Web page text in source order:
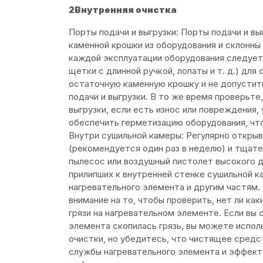
2Внутренняя очистка
Порты подачи и выгрузки: Порты подачи и
каменной крошки из оборудования и
каждой эксплуатации оборудования
щетки с длинной ручкой, лопаты и т. д.) для
остаточную каменную крошку и не
подачи и выгрузки. В то же время
выгрузки, если есть износ или
обеспечить герметизацию оборудования,
Внутри сушильной камеры: Регулярно
(рекомендуется один раз в неделю) и
пылесос или воздушный пистолет высокого
прилипших к внутренней стенке
нагревательного элемента и другим
внимание на то, чтобы проверить, нет ли
грязи на нагревательном элементе. Если
элемента скопилась грязь, вы можете
очистки, но убедитесь, что чистящее
службы нагревательного элемента и